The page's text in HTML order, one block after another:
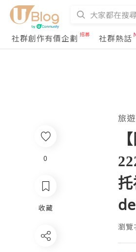
社群創作有價企劃 社群熱話
旅遊
瀏覽
0
收藏